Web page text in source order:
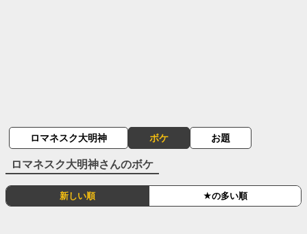
ロマネスク大明神 ボケ お題
ロマネスク大明神さんのボケ
新しい順 ★の多い順